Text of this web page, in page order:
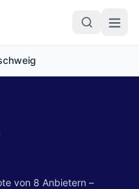
von 8 Anbietern –